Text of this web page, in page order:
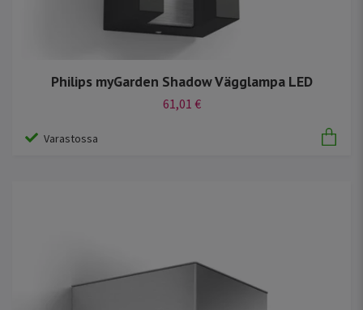
Philips myGarden Shadow Vägglampa LED
61,01 €
Varastossa